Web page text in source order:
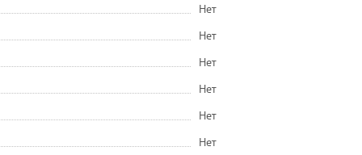
Нет
Нет
Нет
Нет
Нет
Нет